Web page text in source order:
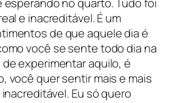
esperando no quarto. Tudo foi
e inacreditável. É um
de que aquele dia é
você se sente todo dia na
de experimentar aquilo, é
você quer sentir mais e mais
Eu só quero